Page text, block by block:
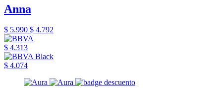
Anna
$ 5.990 $ 4.792
$ 4.313
$ 4.074